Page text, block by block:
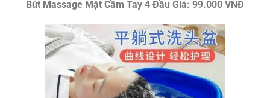
Bút Massage Mặt Cầm Tay 4 Đầu Giá: 99.000 VNĐ